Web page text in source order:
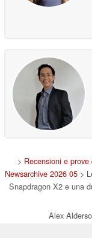
> Recensioni e
Newsarchive 2026 05 >
Snapdragon X2 e una
Alex